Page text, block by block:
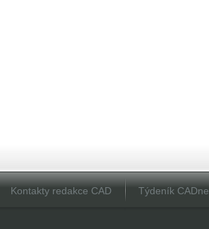
Kontakty redakce CAD Týdeník